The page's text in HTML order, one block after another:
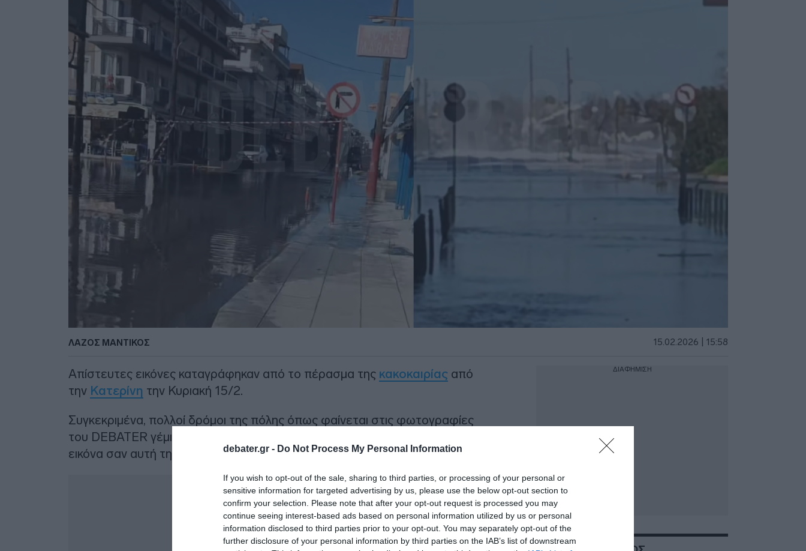
debater.gr - Do Not Process My Personal Information
If you wish to opt-out of the sale, sharing to third parties, or processing of your personal or
sensitive information for targeted advertising by us, please use the below opt-out section to
confirm your selection. Please note that after your opt-out request is processed you may
continue seeing interest-based ads based on personal information utilized by us or personal
information disclosed to third parties prior to your opt-out. You may separately opt-out of the
further disclosure of your personal information by third parties on the IAB’s list of downstream
ΛΑΖΟΣ ΜΑΝΤΙΚΟΣ 15.02.2026 | 15:58
Απίστευτες εικόνες καταγράφηκαν από το πέρασμα της κακοκαιρίας από
την Κατερίνη την Κυριακή 15/2.
Συγκεκριμένα, πολλοί δρόμοι της πόλης όπως φαίνεται στις φωτογραφίες
του DEBATER γέμισαν από νερά από την θάλασσα μετατρέποντας την
εικόνα σαν αυτή της Βενετίας.
ΔΙΑΦΗΜΙΣΗ
ΔΙΑΦΗΜΙΣΗ